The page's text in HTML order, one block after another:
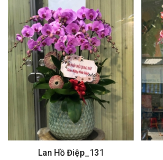
Lan Hồ Điệp_131
Mua ngay